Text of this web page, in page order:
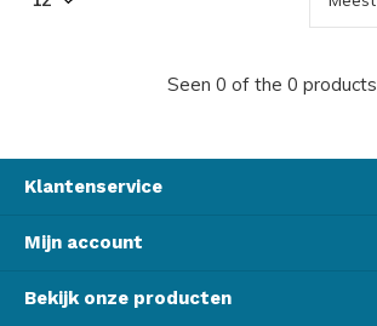
Seen 0 of the 0 products
Klantenservice
Mijn account
Bekijk onze producten